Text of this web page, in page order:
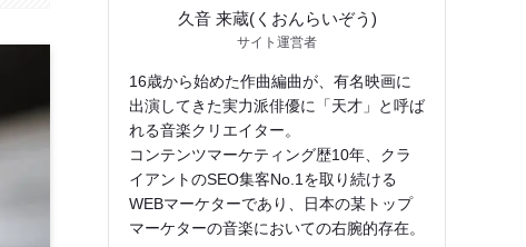
久音 来蔵(くおんらいぞう)
サイト運営者
16歳から始めた作曲編曲が、有名映画に
出演してきた実力派俳優に「天才」と呼ば
れる音楽クリエイター。
コンテンツマーケティング歴10年、クラ
イアントのSEO集客No.1を取り続ける
WEBマーケターであり、日本の某トップ
マーケターの音楽においての右腕的存在。